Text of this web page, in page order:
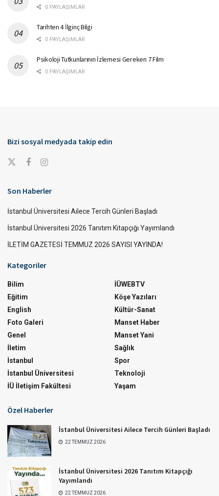
0 PAYLAŞIMLAR
Tarihten 4 İlginç Bilgi
0 PAYLAŞIMLAR
Psikoloji Tutkunlarının İzlemesi Gereken 7 Film
0 PAYLAŞIMLAR
Bizi sosyal medyada takip edin
Son Haberler
İstanbul Üniversitesi Ailece Tercih Günleri Başladı
İstanbul Üniversitesi 2026 Tanıtım Kitapçığı Yayımlandı
İLETİM GAZETESİ TEMMUZ 2026 SAYISI YAYINDA!
Kategoriler
Bilim
Eğitim
English
Foto Galeri
Genel
İletim
İstanbul
İstanbul Üniversitesi
İÜ İletişim Fakültesi
İÜWEBTV
Köşe Yazıları
Kültür-Sanat
Manset Haber
Manset Yani
Sağlık
Spor
Teknoloji
Yaşam
Özel Haberler
İstanbul Üniversitesi Ailece Tercih Günleri Başladı
22 TEMMUZ 2026
İstanbul Üniversitesi 2026 Tanıtım Kitapçığı
Yayımlandı
22 TEMMUZ 2026